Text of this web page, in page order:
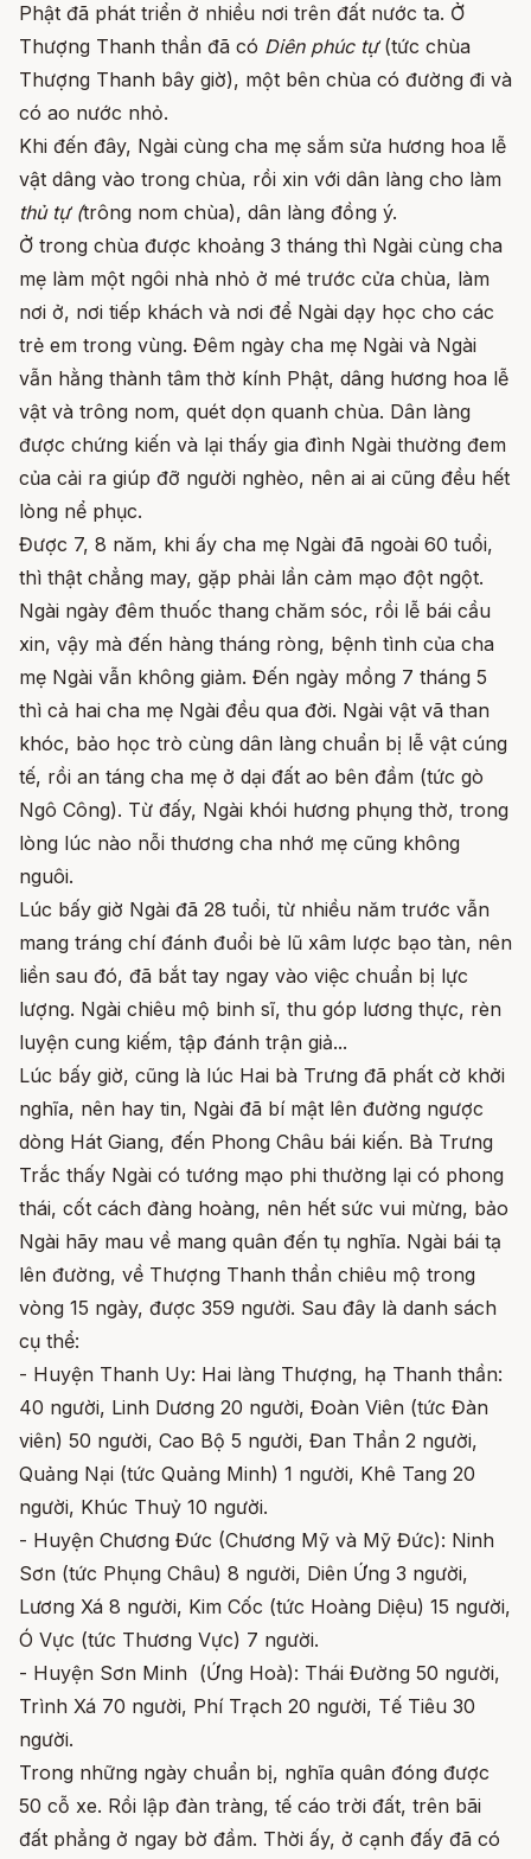
Phật đã phát triển ở nhiều nơi trên đất nước ta. Ở
Thượng Thanh thần đã có Diên phúc tự(tức chùa
Thượng Thanh bây giờ), một bên chùa có đường đi và
có ao nước nhỏ.
Khi đến đây, Ngài cùng cha mẹ sắm sửa hương hoa lễ
vật dâng vào trong chùa, rồi xin với dân làng cho làm
thủ tự (trông nom chùa), dân làng đồng ý.
Ở trong chùa được khoảng 3 tháng thì Ngài cùng cha
mẹ làm một ngôi nhà nhỏ ở mé trước cửa chùa, làm
nơi ở, nơi tiếp khách và nơi để Ngài dạy học cho các
trẻ em trong vùng. Đêm ngày cha mẹ Ngài và Ngài
vẫn hằng thành tâm thờ kính Phật, dâng hương hoa lễ
vật và trông nom, quét dọn quanh chùa. Dân làng
được chứng kiến và lại thấy gia đình Ngài thường đem
của cải ra giúp đỡ người nghèo, nên ai ai cũng đều hết
lòng nể phục.
Được 7, 8 năm, khi ấy cha mẹ Ngài đã ngoài 60 tuổi,
thì thật chẳng may, gặp phải lần cảm mạo đột ngột.
Ngài ngày đêm thuốc thang chăm sóc, rồi lễ bái cầu
xin, vậy mà đến hàng tháng ròng, bệnh tình của cha
mẹ Ngài vẫn không giảm. Đến ngày mồng 7 tháng 5
thì cả hai cha mẹ Ngài đều qua đời. Ngài vật vã than
khóc, bảo học trò cùng dân làng chuẩn bị lễ vật cúng
tế, rồi an táng cha mẹ ở dại đất ao bên đầm (tức gò
Ngô Công). Từ đấy, Ngài khói hương phụng thờ, trong
lòng lúc nào nỗi thương cha nhớ mẹ cũng không
nguôi.
Lúc bấy giờ Ngài đã 28 tuổi, từ nhiều năm trước vẫn
mang tráng chí đánh đuổi bè lũ xâm lược bạo tàn, nên
liền sau đó, đã bắt tay ngay vào việc chuẩn bị lực
lượng. Ngài chiêu mộ binh sĩ, thu góp lương thực, rèn
luyện cung kiếm, tập đánh trận giả...
Lúc bấy giờ, cũng là lúc Hai bà Trưng đã phất cờ khởi
nghĩa, nên hay tin, Ngài đã bí mật lên đường ngược
dòng Hát Giang, đến Phong Châu bái kiến. Bà Trưng
Trắc thấy Ngài có tướng mạo phi thường lại có phong
thái, cốt cách đàng hoàng, nên hết sức vui mừng, bảo
Ngài hãy mau về mang quân đến tụ nghĩa. Ngài bái tạ
lên đường, về Thượng Thanh thần chiêu mộ trong
vòng 15 ngày, được 359 người. Sau đây là danh sách
cụ thể:
- Huyện Thanh Uy: Hai làng Thượng, hạ Thanh thần:
40 người, Linh Dương 20 người, Đoàn Viên (tức Đàn
viên) 50 người, Cao Bộ 5 người, Đan Thần 2 người,
Quảng Nại (tức Quảng Minh) 1 người, Khê Tang 20
người, Khúc Thuỷ 10 người.
- Huyện Chương Đức (Chương Mỹ và Mỹ Đức): Ninh
Sơn (tức Phụng Châu) 8 người, Diên Ứng 3 người,
Lương Xá 8 người, Kim Cốc (tức Hoàng Diệu) 15 người,
Ó Vực (tức Thương Vực) 7 người.
- Huyện Sơn Minh (Ứng Hoà): Thái Đường 50 người,
Trình Xá 70 người, Phí Trạch 20 người, Tế Tiêu 30
người.
Trong những ngày chuẩn bị, nghĩa quân đóng được
50 cỗ xe. Rồi lập đàn tràng, tế cáo trời đất, trên bãi
đất phẳng ở ngay bờ đầm. Thời ấy, ở cạnh đấy đã có